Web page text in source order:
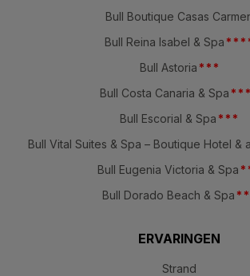
Bull Boutique Casas
Bull Reina Isabel & Spa * * *
Bull Astoria * * *
Bull Costa Canaria & Spa * * *
Bull Escorial & Spa * * *
Bull Vital Suites & Spa – Boutique Hotel &
Bull Eugenia Victoria & Spa *
Bull Dorado Beach & Spa * *
ERVARINGEN
Strand